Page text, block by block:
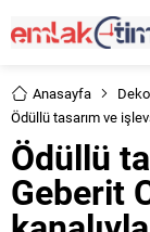
Anasayfa
Ödüllü tasarım ve
Ödüllü
Geberit